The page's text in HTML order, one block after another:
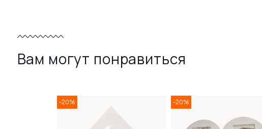
Вам могут понравиться
-20% -20%